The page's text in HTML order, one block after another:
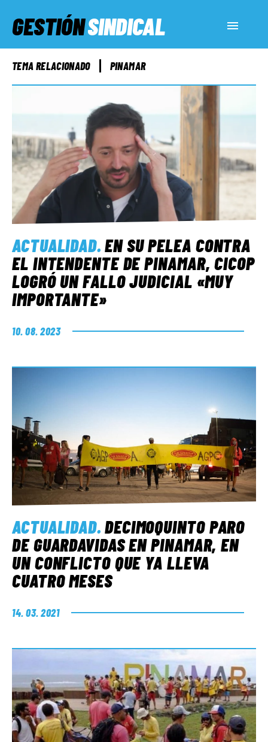
GESTIÓNSINDICAL
ACTUALIDAD
SERVICIOS SOCIALES
INFORMES ESPECIALES
FUERA DE MEGÁFONO
EL LADO «G»
TEMA RELACIONADO PINAMAR
ACTUALIDAD.EN SU PELEA CONTRA
EL INTENDENTE DE PINAMAR, CICOP
LOGRÓ UN FALLO JUDICIAL «MUY
IMPORTANTE»
10. 08. 2023
ACTUALIDAD.DECIMOQUINTO PARO
DE GUARDAVIDAS EN PINAMAR, EN
UN CONFLICTO QUE YA LLEVA
CUATRO MESES
14. 03. 2021